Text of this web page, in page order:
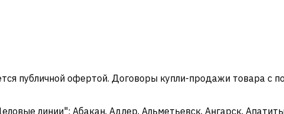
публичной офертой. Договоры купли-продажи товара
линии": Абакан, Адлер, Альметьевск, Ангарск,